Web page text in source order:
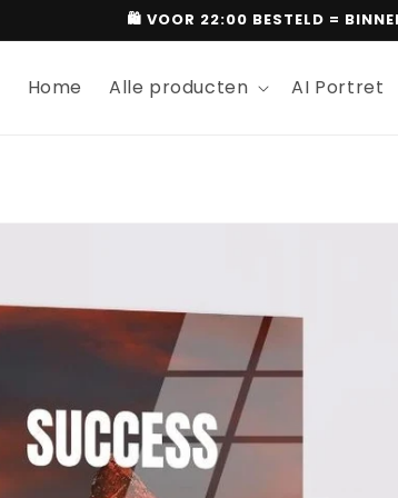
🛍 VOOR 22:00 BESTELD =
Home Alle producten AI Portret